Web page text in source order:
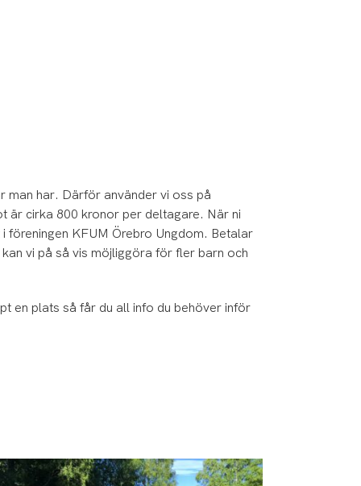
har. Därför använder vi oss på
är cirka 800 kronor per deltagare. När ni
föreningen KFUM Örebro Ungdom. Betalar
vi på så vis möjliggöra för fler barn och
en plats så får du all info du behöver inför